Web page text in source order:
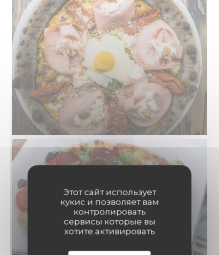
Этот сайт использует
кукис и позволяет вам
контролировать
сервисы которые вы
хотите активировать